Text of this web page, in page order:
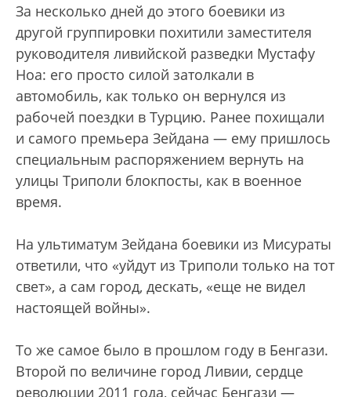
За несколько дней до этого боевики из
другой группировки похитили заместителя
руководителя ливийской разведки Мустафу
Ноа: его просто силой затолкали в
автомобиль, как только он вернулся из
рабочей поездки в Турцию. Ранее похищали
и самого премьера Зейдана — ему пришлось
специальным распоряжением вернуть на
улицы Триполи блокпосты, как в военное
время.
На ультиматум Зейдана боевики из Мисураты
ответили, что «уйдут из Триполи только на тот
свет», а сам город, дескать, «еще не видел
настоящей войны».
То же самое было в прошлом году в Бенгази.
Второй по величине город Ливии, сердце
революции 2011 года, сейчас Бенгази —